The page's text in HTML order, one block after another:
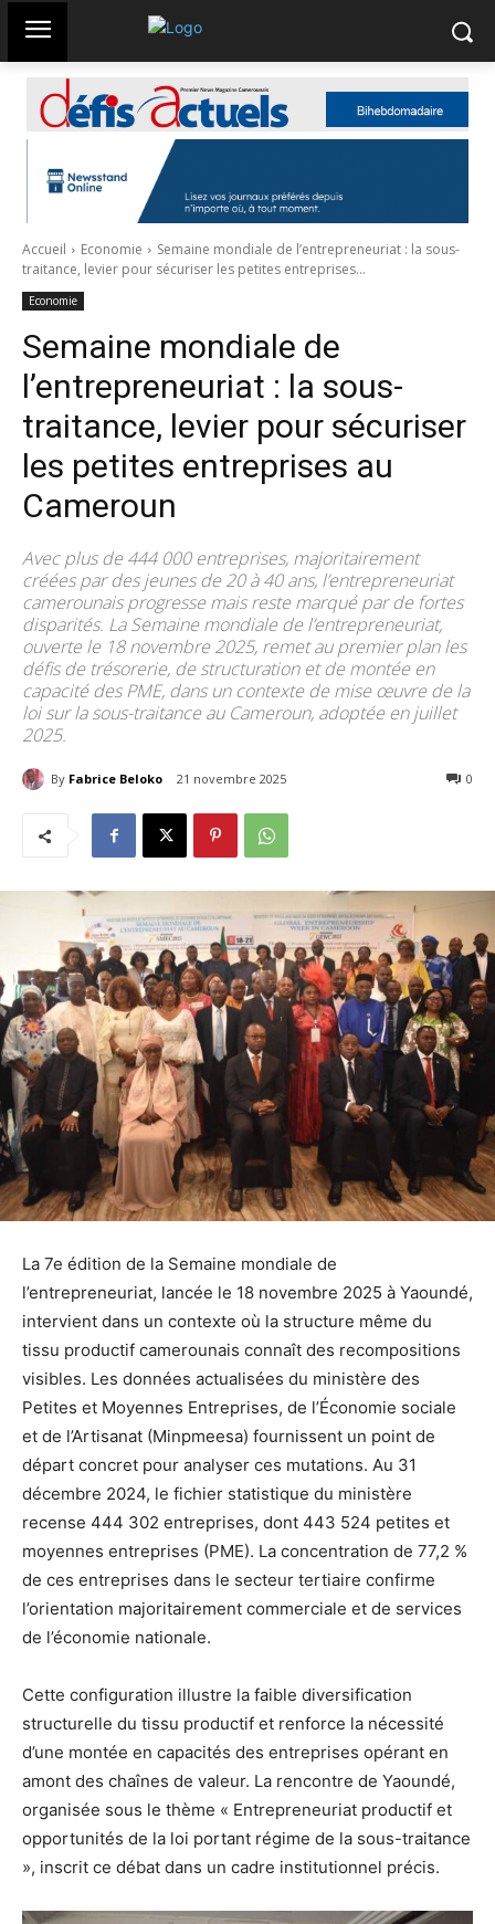
Accueil Economie
Semaine mondiale de l’entrepreneuriat : la sous-
traitance, levier pour sécuriser les petites entreprises...
Economie
Semaine mondiale de
l’entrepreneuriat : la sous-
traitance, levier pour sécuriser
les petites entreprises au
Cameroun
Avec plus de 444 000 entreprises, majoritairement
créées par des jeunes de 20 à 40 ans, l’entrepreneuriat
camerounais progresse mais reste marqué par de fortes
disparités. La Semaine mondiale de l’entrepreneuriat,
ouverte le 18 novembre 2025, remet au premier plan les
défis de trésorerie, de structuration et de montée en
capacité des PME, dans un contexte de mise œuvre de la
loi sur la sous-traitance au Cameroun, adoptée en juillet
2025.
By Fabrice Beloko 21 novembre 2025 0
La 7e édition de la Semaine mondiale de
l’entrepreneuriat, lancée le 18 novembre 2025 à Yaoundé,
intervient dans un contexte où la structure même du
tissu productif camerounais connaît des recompositions
visibles. Les données actualisées du ministère des
Petites et Moyennes Entreprises, de l’Économie sociale
et de l’Artisanat (Minpmeesa) fournissent un point de
départ concret pour analyser ces mutations. Au 31
décembre 2024, le fichier statistique du ministère
recense 444 302 entreprises, dont 443 524 petites et
moyennes entreprises (PME). La concentration de 77,2 %
de ces entreprises dans le secteur tertiaire confirme
l’orientation majoritairement commerciale et de services
de l’économie nationale.
Cette configuration illustre la faible diversification
structurelle du tissu productif et renforce la nécessité
d’une montée en capacités des entreprises opérant en
amont des chaînes de valeur. La rencontre de Yaoundé,
organisée sous le thème « Entrepreneuriat productif et
opportunités de la loi portant régime de la sous-traitance
», inscrit ce débat dans un cadre institutionnel précis.